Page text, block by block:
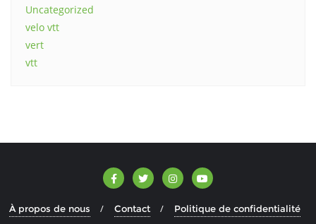
Uncategorized
velo vtt
vert
vtt
À propos de nous Contact Politique de confidentialité